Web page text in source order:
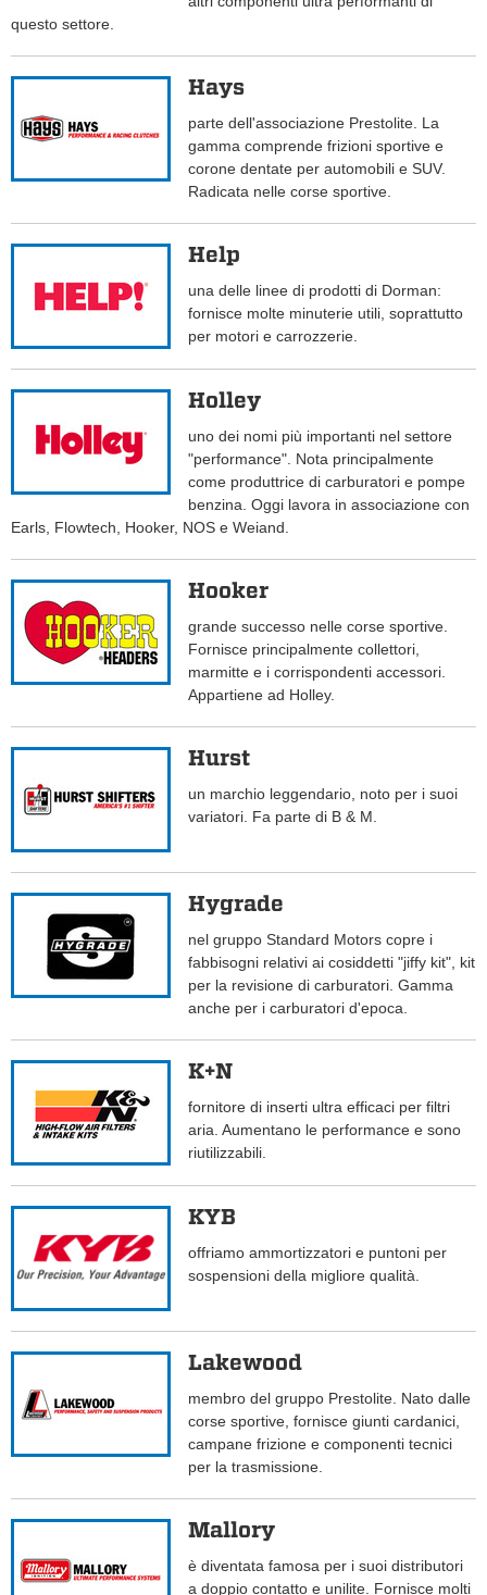
questo settore.
Hays
parte dell'associazione Prestolite. La
gamma comprende frizioni sportive e
corone dentate per automobili e SUV.
Radicata nelle corse sportive.
Help
una delle linee di prodotti di Dorman:
fornisce molte minuterie utili, soprattutto
per motori e carrozzerie.
Holley
uno dei nomi più importanti nel settore
"performance". Nota principalmente
come produttrice di carburatori e pompe
benzina. Oggi lavora in associazione con
Earls, Flowtech, Hooker, NOS e Weiand.
Hooker
grande successo nelle corse sportive.
Fornisce principalmente collettori,
marmitte e i corrispondenti accessori.
Appartiene ad Holley.
Hurst
un marchio leggendario, noto per i suoi
variatori. Fa parte di B & M.
Hygrade
nel gruppo Standard Motors copre i
fabbisogni relativi ai cosiddetti "jiffy kit", kit
per la revisione di carburatori. Gamma
anche per i carburatori d'epoca.
K+N
fornitore di inserti ultra efficaci per filtri
aria. Aumentano le performance e sono
riutilizzabili.
KYB
offriamo ammortizzatori e puntoni per
sospensioni della migliore qualità.
Lakewood
membro del gruppo Prestolite. Nato dalle
corse sportive, fornisce giunti cardanici,
campane frizione e componenti tecnici
per la trasmissione.
Mallory
è diventata famosa per i suoi distributori
a doppio contatto e unilite. Fornisce molti